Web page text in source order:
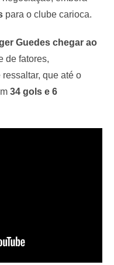
para o clube carioca.
Guedes chegar ao
de fatores,
que até o
34 gols e 6